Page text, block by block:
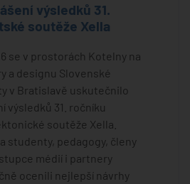
výsledků 31.
soutěže Xella
se v prostorách Kotelny na
a designu Slovenské
v Bratislavě uskutečnilo
výsledků 31. ročníku
soutěže Xella.
studenty, pedagogy, členy
médií i partnery
ocenili nejlepší návrhy